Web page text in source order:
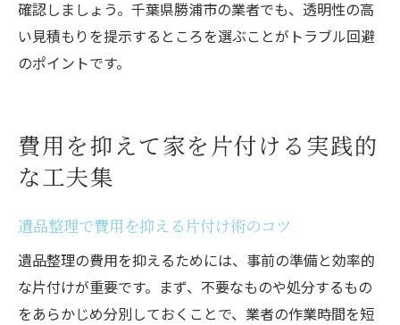
確認しましょう。千葉県勝浦市の業者でも、透明性の高
い見積もりを提示するところを選ぶことがトラブル回避
のポイントです。
費用を抑えて家を片付ける実践的
な工夫集
遺品整理で費用を抑える片付け術のコツ
遺品整理の費用を抑えるためには、事前の準備と効率的
な片付けが重要です。まず、不要なものや処分するもの
をあらかじめ分別しておくことで、業者の作業時間を短